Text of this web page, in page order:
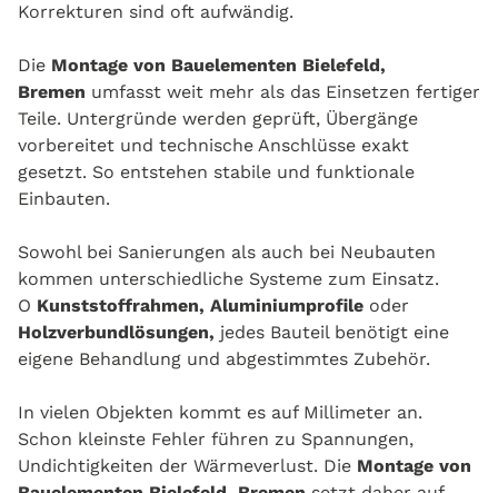
Korrekturen sind oft aufwändig.
Die Montage von Bauelementen Bielefeld,
Bremen umfasst weit mehr als das Einsetzen fertiger
Teile. Untergründe werden geprüft, Übergänge
vorbereitet und technische Anschlüsse exakt
gesetzt. So entstehen stabile und funktionale
Einbauten.
Sowohl bei Sanierungen als auch bei Neubauten
kommen unterschiedliche Systeme zum Einsatz.
O Kunststoffrahmen, Aluminiumprofile oder
Holzverbundlösungen, jedes Bauteil benötigt eine
eigene Behandlung und abgestimmtes Zubehör.
In vielen Objekten kommt es auf Millimeter an.
Schon kleinste Fehler führen zu Spannungen,
Undichtigkeiten der Wärmeverlust. Die Montage von